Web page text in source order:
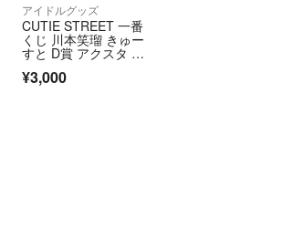
アイドルグッズ
CUTIE STREET 一番
くじ 川本笑瑠 きゅー
すと D賞 アクスタ G
賞 推したい名ラバー
チャーム H賞 ステッ
¥3,000